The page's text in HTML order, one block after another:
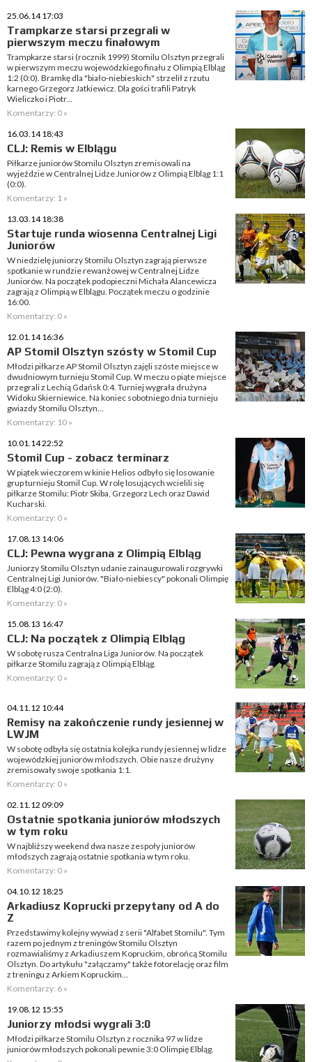
25.06.14 17:03
Trampkarze starsi przegrali w
pierwszym meczu finałowym
Trampkarze starsi (rocznik 1999) Stomilu Olsztyn przegrali
w pierwszym meczu wojewódzkiego finału z Olimpią Elbląg
1:2 (0:0). Bramkę dla "biało-niebieskich" strzelił z rzutu
karnego Grzegorz Jatkiewicz. Dla gości trafili Patryk
Wieliczko i Piotr...
Komentarzy: 0 »
16.03.14 18:43
CLJ: Remis w Elblągu
Piłkarze juniorów Stomilu Olsztyn zremisowali na
wyjeździe w Centralnej Lidze Juniorów z Olimpią Elbląg 1:1
(0:0).
Komentarzy: 1 »
13.03.14 18:38
Startuje runda wiosenna Centralnej Ligi
Juniorów
W niedzielę juniorzy Stomilu Olsztyn zagrają pierwsze
spotkanie w rundzie rewanżowej w Centralnej Lidze
Juniorów. Na początek podopieczni Michała Alancewicza
zagrają z Olimpią w Elblągu. Początek meczu o godzinie
16:00.
Komentarzy: 0 »
12.01.14 16:36
AP Stomil Olsztyn szósty w Stomil Cup
Młodzi piłkarze AP Stomil Olsztyn zajęli szóste miejsce w
dwudniowym turnieju Stomil Cup. W meczu o piąte miejsce
przegrali z Lechią Gdańsk 0:4. Turniej wygrała drużyna
Widoku Skierniewice. Na koniec sobotniego dnia turnieju
gwiazdy Stomilu Olsztyn...
Komentarzy: 10 »
10.01.14 22:52
Stomil Cup - zobacz terminarz
W piątek wieczorem w kinie Helios odbyło się losowanie
grup turnieju Stomil Cup. W rolę losujących wcielili się
piłkarze Stomilu: Piotr Skiba, Grzegorz Lech oraz Dawid
Kucharski.
Komentarzy: 0 »
17.08.13 14:06
CLJ: Pewna wygrana z Olimpią Elbląg
Juniorzy Stomilu Olsztyn udanie zainaugurowali rozgrywki
Centralnej Ligi Juniorów. "Biało-niebiescy" pokonali Olimpię
Elbląg 4:0 (2:0).
Komentarzy: 0 »
15.08.13 16:47
CLJ: Na początek z Olimpią Elbląg
W sobotę rusza Centralna Liga Juniorów. Na początek
piłkarze Stomilu zagrają z Olimpią Elbląg.
Komentarzy: 0 »
04.11.12 10:44
Remisy na zakończenie rundy jesiennej w
LWJM
W sobotę odbyła się ostatnia kolejka rundy jesiennej w lidze
wojewódzkiej juniorów młodszych. Obie nasze drużyny
zremisowały swoje spotkania 1:1.
Komentarzy: 0 »
02.11.12 09:09
Ostatnie spotkania juniorów młodszych
w tym roku
W najbliższy weekend dwa nasze zespoły juniorów
młodszych zagrają ostatnie spotkania w tym roku.
Komentarzy: 0 »
04.10.12 18:25
Arkadiusz Koprucki przepytany od A do
Z
Przedstawimy kolejny wywiad z serii "Alfabet Stomilu". Tym
razem po jednym z treningów Stomilu Olsztyn
rozmawialiśmy z Arkadiuszem Kopruckim, obrońcą Stomilu
Olsztyn. Do artykułu "załączamy" także fotorelację oraz film
z treningu z Arkiem Kopruckim...
Komentarzy: 6 »
19.08.12 15:55
Juniorzy młodsi wygrali 3:0
Młodzi piłkarze Stomilu Olsztyn z rocznika 97 w lidze
juniorów młodszych pokonali pewnie 3:0 Olimpię Elbląg.